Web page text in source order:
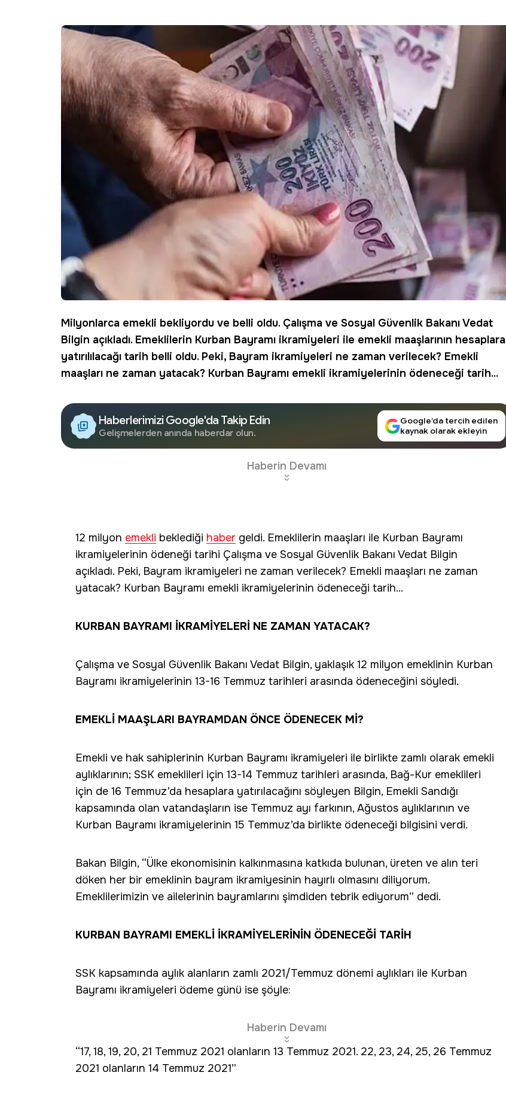
Milyonlarca emekli bekliyordu ve belli oldu. Çalışma ve Sosyal Güvenlik Bakanı Vedat
Bilgin açıkladı. Emeklilerin Kurban Bayramı ikramiyeleri ile emekli maaşlarının hesaplara
yatırılılacağı tarih belli oldu. Peki, Bayram ikramiyeleri ne zaman verilecek? Emekli
maaşları ne zaman yatacak? Kurban Bayramı emekli ikramiyelerinin ödeneceği tarih...
Haberlerimizi Google'da Takip Edin
Gelişmelerden anında haberdar olun.
Google’da tercih edilen
kaynak olarak ekleyin
Haberin Devamı
12 milyon emekli beklediği haber geldi. Emeklilerin maaşları ile Kurban Bayramı
ikramiyelerinin ödeneği tarihi Çalışma ve Sosyal Güvenlik Bakanı Vedat Bilgin
açıkladı. Peki, Bayram ikramiyeleri ne zaman verilecek? Emekli maaşları ne zaman
yatacak? Kurban Bayramı emekli ikramiyelerinin ödeneceği tarih...
KURBAN BAYRAMI İKRAMİYELERİ NE ZAMAN YATACAK?
Çalışma ve Sosyal Güvenlik Bakanı Vedat Bilgin, yaklaşık 12 milyon emeklinin Kurban
Bayramı ikramiyelerinin 13-16 Temmuz tarihleri arasında ödeneceğini söyledi.
EMEKLİ MAAŞLARI BAYRAMDAN ÖNCE ÖDENECEK Mİ?
Emekli ve hak sahiplerinin Kurban Bayramı ikramiyeleri ile birlikte zamlı olarak emekli
aylıklarının; SSK emeklileri için 13-14 Temmuz tarihleri arasında, Bağ-Kur emeklileri
için de 16 Temmuz’da hesaplara yatırılacağını söyleyen Bilgin, Emekli Sandığı
kapsamında olan vatandaşların ise Temmuz ayı farkının, Ağustos aylıklarının ve
Kurban Bayramı ikramiyelerinin 15 Temmuz’da birlikte ödeneceği bilgisini verdi.
Bakan Bilgin, “Ülke ekonomisinin kalkınmasına katkıda bulunan, üreten ve alın teri
döken her bir emeklinin bayram ikramiyesinin hayırlı olmasını diliyorum.
Emeklilerimizin ve ailelerinin bayramlarını şimdiden tebrik ediyorum” dedi.
KURBAN BAYRAMI EMEKLİ İKRAMİYELERİNİN ÖDENECEĞİ TARİH
SSK kapsamında aylık alanların zamlı 2021/Temmuz dönemi aylıkları ile Kurban
Bayramı ikramiyeleri ödeme günü ise şöyle:
Haberin Devamı
“17, 18, 19, 20, 21 Temmuz 2021 olanların 13 Temmuz 2021. 22, 23, 24, 25, 26 Temmuz
2021 olanların 14 Temmuz 2021”